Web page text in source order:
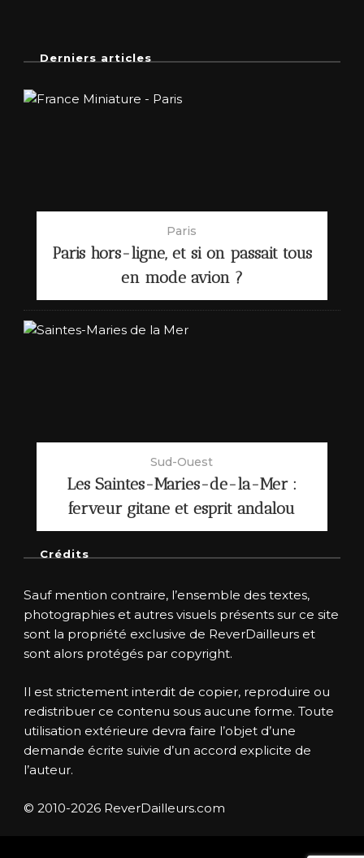
Derniers articles
Paris
Paris hors-ligne, et si on passait tous
en mode avion ?
Sud-Ouest
Les Saintes-Maries-de-la-Mer :
ferveur gitane et esprit andalou
Crédits
Sauf mention contraire, l’ensemble des textes,
photographies et autres visuels présents sur ce site
sont la propriété exclusive de ReverDailleurs et
sont alors protégés par copyright.
Il est strictement interdit de copier, reproduire ou
redistribuer ce contenu sous aucune forme. Toute
utilisation extérieure devra faire l’objet d’une
demande écrite suivie d’un accord explicite de
l’auteur.
© 2010-2026 ReverDailleurs.com